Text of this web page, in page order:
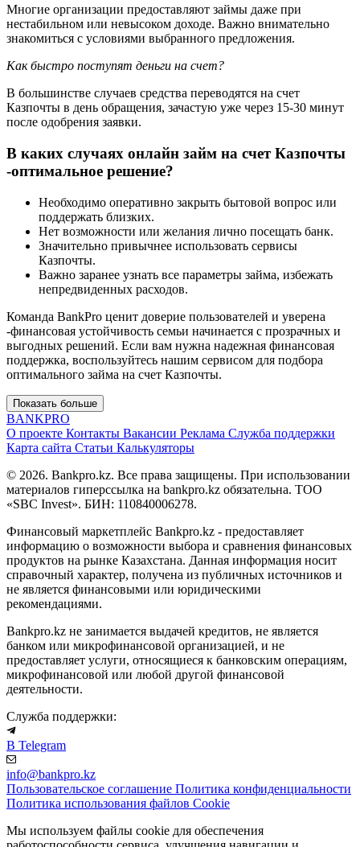
Многие организации предоставляют займы даже при
нестабильном или невысоком доходе. Важно внимательно
знакомиться с условиями выбранного предложения.
Как быстро поступят деньги на счет?
В большинстве случаев средства переводятся на счет
Казпочты в день обращения, зачастую уже через 15-30 минут
после одобрения заявки.
В каких случаях онлайн займ на счет Казпочты
-оптимальное решение?
Необходимо оперативно закрыть бытовой вопрос или
поддержать близких.
Нет возможности или желания лично посещать банк.
Значительно привычнее использовать сервисы
Казпочты.
Важно заранее узнать все параметры займа, избежать
непредвиденных расходов.
Команда BankPro ценит доверие пользователей и уверена
-финансовая устойчивость семьи начинается с прозрачных и
выгодных решений. Если вам нужна надежная финансовая
поддержка, воспользуйтесь нашим сервисом для подбора
оптимального займа на счет Казпочты.
Показать больше
BANKPRO
О проекте Контакты Вакансии Реклама Служба поддержки
Карта сайта Статьи Калькуляторы
© 2026. Bankpro.kz. Все права защищены. При использовании
материалов гиперссылка на bankpro.kz обязательна. ТОО
«SBC Invest». БИН: 110840006278.
Финансовый маркетплейс Bankpro.kz - предоставляет
информацию о возможности выбора и сравнения финансовых
продуктов на рынке Казахстана. Данная информация носит
справочный характер, получена из публичных источников и
не является финансовыми или юридическими
рекомендациями.
Bankpro.kz не занимается выдачей кредитов, не является
банком или микрофинансовой организацией, и не
предоставляет услуги, относящиеся к банковским операциям,
микрофинансовой или любой другой финансовой
деятельности.
Служба поддержки:
В Telegram
info@bankpro.kz
Пользовательское соглашение Политика конфиденциальности
Политика использования файлов Cookie
Мы используем файлы cookie для обеспечения